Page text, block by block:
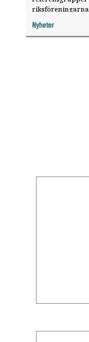
riksföreningarna
hur de upplevde
Nyheter